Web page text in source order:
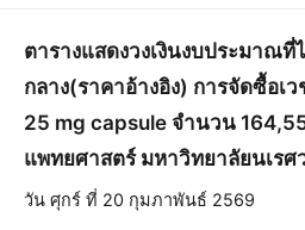
ตารางแสดงวงเงินงบประมาณที่
กลาง(ราคาอ้างอิง) การจัดซื้อ
25 mg capsule จำนวน
แพทยศาสตร์ มหาวิทยาลัยนเร
วัน ศุกร์ ที่ 20 กุมภาพันธ์ 2569